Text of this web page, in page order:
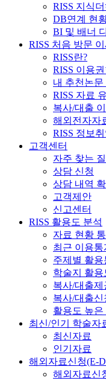
RISS 지식더
DB연계 현
BI 및 배너
RISS 처음 방문
RISS란?
RISS 이용
내 추천논문
RISS 자료
복사/대출
해외전자자
RISS 정보
고객센터
자주 찾는
상담 신청
상담 내역
고객제안
신고센터
RISS 활용도 분석
자료 현황 통
최근 이용통
주제별 활용
학술지 활용
복사/대출제
복사/대출신
활용도 높은
최신/인기 학술자
최신자료
인기자료
해외자료신청(E-
해외자료신